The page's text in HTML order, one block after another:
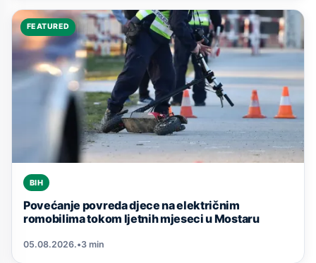
FEATURED
BIH
Povećanje povreda djece na električnim
romobilima tokom ljetnih mjeseci u Mostaru
05.08.2026.•3 min